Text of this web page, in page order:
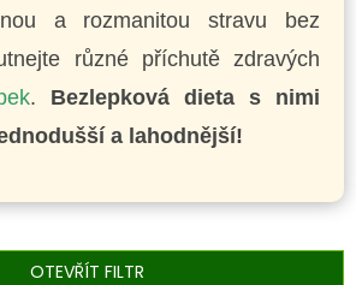
a rozmanitou stravu bez
různé příchutě zdravých
. Bezlepková dieta s nimi
a lahodnější!
OTEVŘÍT FILTR